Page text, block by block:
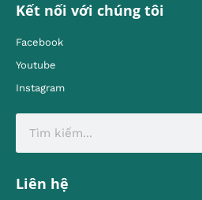
Kết nối với chúng tôi
Facebook
Youtube
Instagram
Liên hệ